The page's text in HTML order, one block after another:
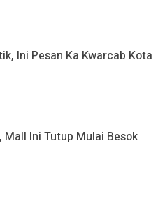
Ini Pesan Ka Kwarcab Kota
Ini Tutup Mulai Besok